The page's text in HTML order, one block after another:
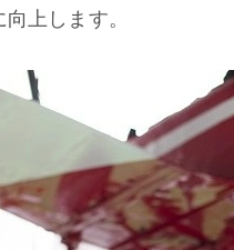
上します。